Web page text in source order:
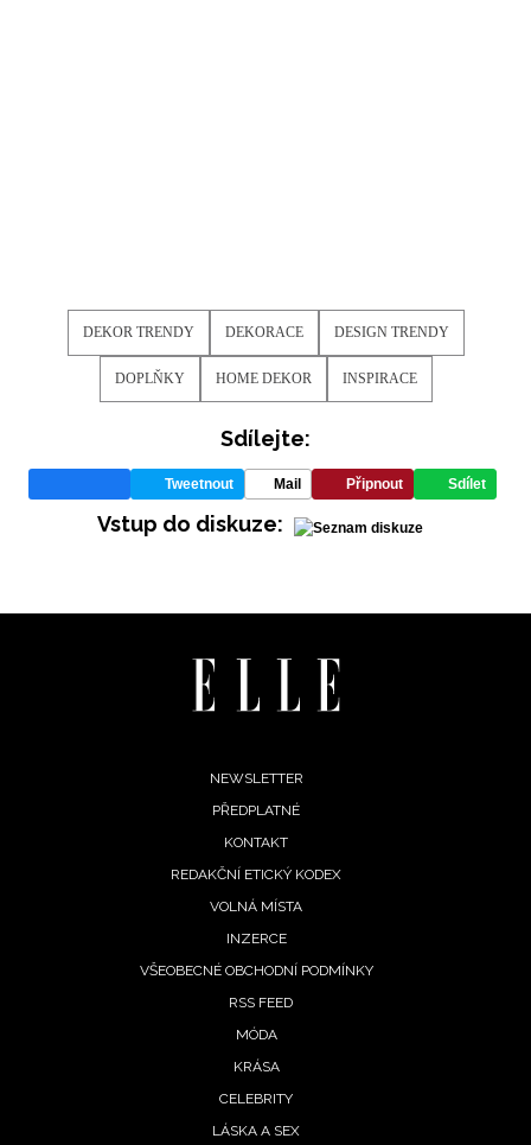
INFORMACE
DEKOR TRENDY DEKORACE DESIGN TRENDY
DOPLŇKY HOME DEKOR INSPIRACE
Sdílejte:
Tweetnout Mail Připnout Sdílet
Vstup do diskuze:
NEWSLETTER
PŘEDPLATNÉ
KONTAKT
REDAKČNÍ ETICKÝ KODEX
VOLNÁ MÍSTA
INZERCE
VŠEOBECNÉ OBCHODNÍ PODMÍNKY
RSS FEED
MÓDA
KRÁSA
CELEBRITY
LÁSKA A SEX